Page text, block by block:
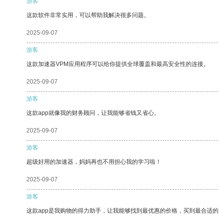
这款软件非常实用，可以帮助我解决很多问题。
2025-09-07
游客
这款加速器VPM应用程序可以给你提供全球覆盖和最高安全性的连接。
2025-09-07
游客
这款app就像我的财务顾问，让我能够省钱又省心。
2025-09-07
游客
超级好用的加速器，妈妈再也不用担心我的学习啦！
2025-09-07
游客
这款app是我购物的得力助手，让我能够找到最优惠的价格，买到最合适